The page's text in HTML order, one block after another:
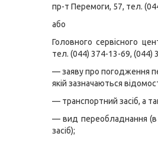
пр-т Перемоги, 57, тел.
або
Головного сервісного
тел. (044) 374-13-69, (044)
— заяву про погодження
якій зазначаються
— транспортний засіб, а
— вид переобладнання (в
засіб);